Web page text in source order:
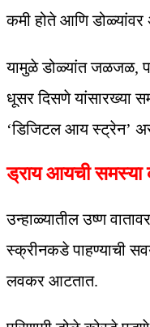
कमी होते आणि डोळ्यांवर
यामुळे डोळ्यांत जळजळ,
धूसर दिसणे यांसारख्या
‘डिजिटल आय स्ट्रेन’
ड्राय आयची समस्या
उन्हाळ्यातील उष्ण
स्क्रीनकडे पाहण्याची
लवकर आटतात.